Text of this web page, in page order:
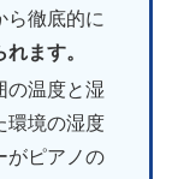
ら徹底的に
ます。
の温度と湿
環境の湿度
がピアノの